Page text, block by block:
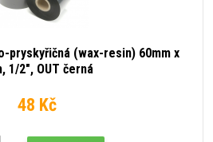
pryskyřičná (wax-resin) 60mm x
1/2", OUT černá
48 Kč